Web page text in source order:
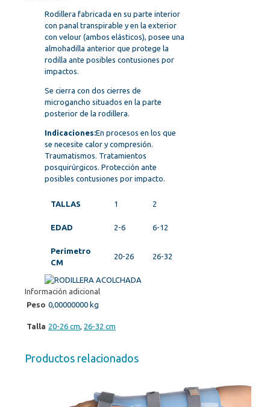
Rodillera fabricada en su parte interior
con panal transpirable y en la exterior
con velour (ambos elásticos), posee una
almohadilla anterior que protege la
rodilla ante posibles contusiones por
impactos.
Se cierra con dos cierres de
microgancho situados en la parte
posterior de la rodillera.
Indicaciones:En procesos en los que
se necesite calor y compresión.
Traumatismos. Tratamientos
posquirúrgicos. Protección ante
posibles contusiones por impacto.
TALLAS 1 2
EDAD 2-6 6-12
Perimetro
CM
20-26 26-32
Información adicional
Peso 0,00000000 kg
Talla 20-26 cm, 26-32 cm
Productos relacionados